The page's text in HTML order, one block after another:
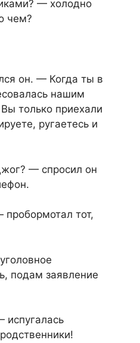
— холодно
чем?
он. — Когда ты в
нашим
только приехали
ругаетесь и
— спросил он
тот,
подам заявление